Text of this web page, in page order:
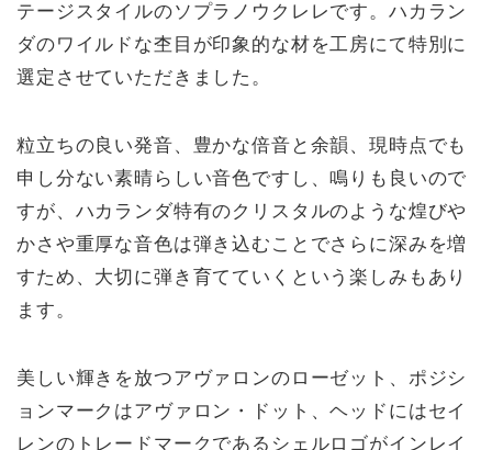
テージスタイルのソプラノウクレレです。ハカラン
ダのワイルドな杢目が印象的な材を工房にて特別に
選定させていただきました。
粒立ちの良い発音、豊かな倍音と余韻、現時点でも
申し分ない素晴らしい音色ですし、鳴りも良いので
すが、ハカランダ特有のクリスタルのような煌びや
かさや重厚な音色は弾き込むことでさらに深みを増
すため、大切に弾き育てていくという楽しみもあり
ます。
美しい輝きを放つアヴァロンのローゼット、ポジシ
ョンマークはアヴァロン・ドット、ヘッドにはセイ
レンのトレードマークであるシェルロゴがインレイ